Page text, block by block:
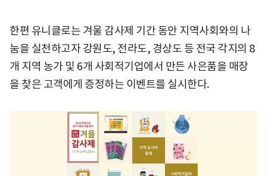
한편 유니클로는 겨울 감사제 기간 동안 지역사회와의 나
눔을 실천하고자 강원도, 전라도, 경상도 등 전국 각지의 8
개 지역 농가 및 6개 사회적기업에서 만든 사은품을 매장
을 찾은 고객에게 증정하는 이벤트를 실시한다.